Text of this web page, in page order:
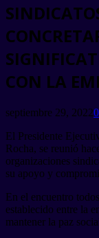
CON LA
septiembre 29, 20220
El Presidente
Rocha, se reunió
organizaciones
su apoyo y
En el encuentro
establecido entre la
mantener la paz